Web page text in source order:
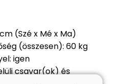
(Szé x Mé x Ma)
(összesen): 60 kg
igen
csavar(ok) és